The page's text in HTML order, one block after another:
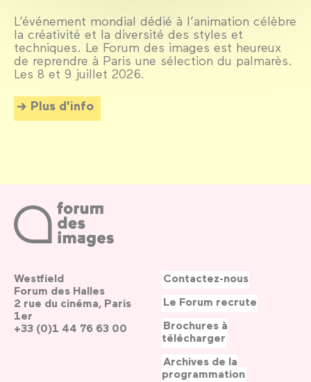
L’événement mondial dédié à l’animation célèbre
la créativité et la diversité des styles et
techniques. Le Forum des images est heureux
de reprendre à Paris une sélection du palmarès.
Les 8 et 9 juillet 2026.
Plus d'info
Westfield
Forum des Halles
2 rue du cinéma, Paris
1er
+33 (0)1 44 76 63 00
Contactez-nous
Le Forum recrute
Brochures à
télécharger
Archives de la
programmation